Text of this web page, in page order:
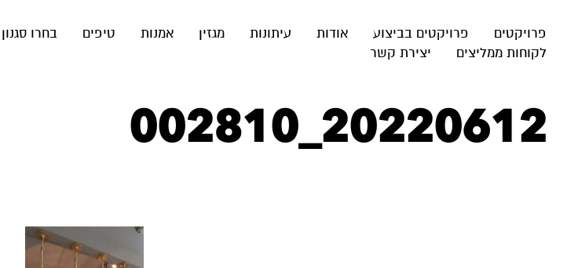
פרויקטים פרויקטים בביצוע אודות עיתונות מגזין אמנות טיפים
בחרו סגנון
לקוחות ממליצים
יצירת קשר
20220612_002810